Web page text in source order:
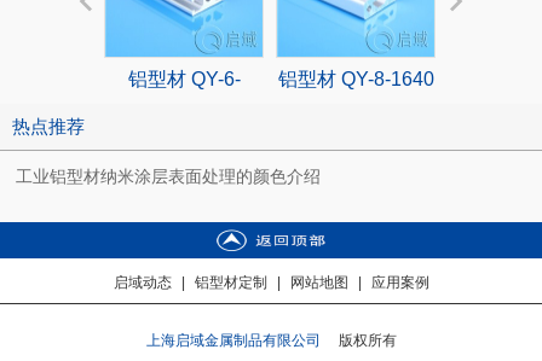
铝型材 QY-6- 铝型材 QY-8-1640
热点推荐
工业铝型材纳米涂层表面处理的颜色介绍
启域动态 铝型材定制 网站地图 应用案例
上海启域金属制品有限公司 版权所有